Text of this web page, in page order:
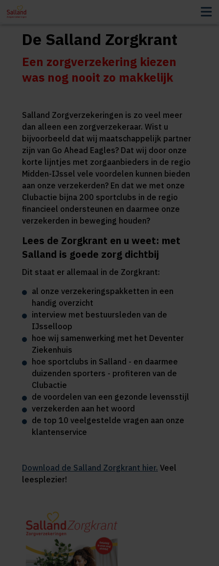
De Salland Zorgkrant
Een zorgverzekering kiezen
was nog nooit zo makkelijk
Salland Zorgverzekeringen is zo veel meer
dan alleen een zorgverzekeraar. Wist u
bijvoorbeeld dat wij maatschappelijk partner
zijn van Go Ahead Eagles? Dat wij door onze
korte lijntjes met zorgaanbieders in de regio
Midden-IJssel vele voordelen kunnen bieden
aan onze verzekerden? En dat we met onze
Clubactie bijna 200 sportclubs in de regio
financieel ondersteunen en daarmee onze
verzekerden in beweging houden?
Lees de Zorgkrant en u weet: met
Salland is goede zorg dichtbij
Dit staat er allemaal in de Zorgkrant:
al onze verzekeringspakketten in een
handig overzicht
interview met bestuursleden van de
IJsselloop
hoe wij samenwerking met het Deventer
Ziekenhuis
hoe sportclubs in Salland - en daarmee
duizenden sporters - profiteren van de
Clubactie
de voordelen van een gezonde levensstijl
verzekerden aan het woord
de top 10 veelgestelde vragen aan onze
klantenservice
Download de Salland Zorgkrant hier. Veel
leesplezier!